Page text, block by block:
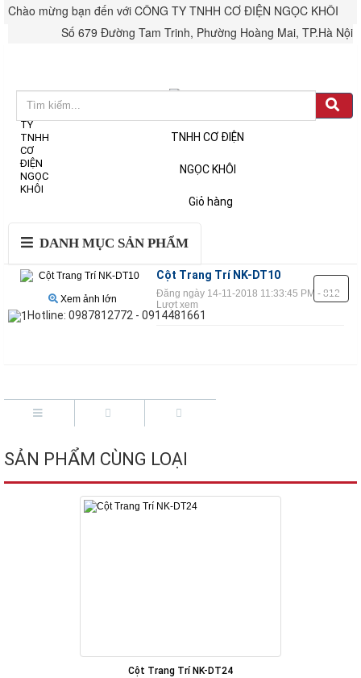
Chào mừng bạn đến với CÔNG TY TNHH CƠ ĐIỆN NGỌC KHÔI
Số 679 Đường Tam Trinh, Phường Hoàng Mai, TP.Hà Nội
Đăng nhập
Giỏ hàng
DANH MỤC SẢN PHẨM
Hotline: 0987812772 - 0914481661
Xem ảnh lớn
Cột Trang Trí NK-DT10
Đăng ngày 14-11-2018 11:33:45 PM - 812
Lượt xem
SẢN PHẨM CÙNG LOẠI
Cột Trang Trí NK-DT24